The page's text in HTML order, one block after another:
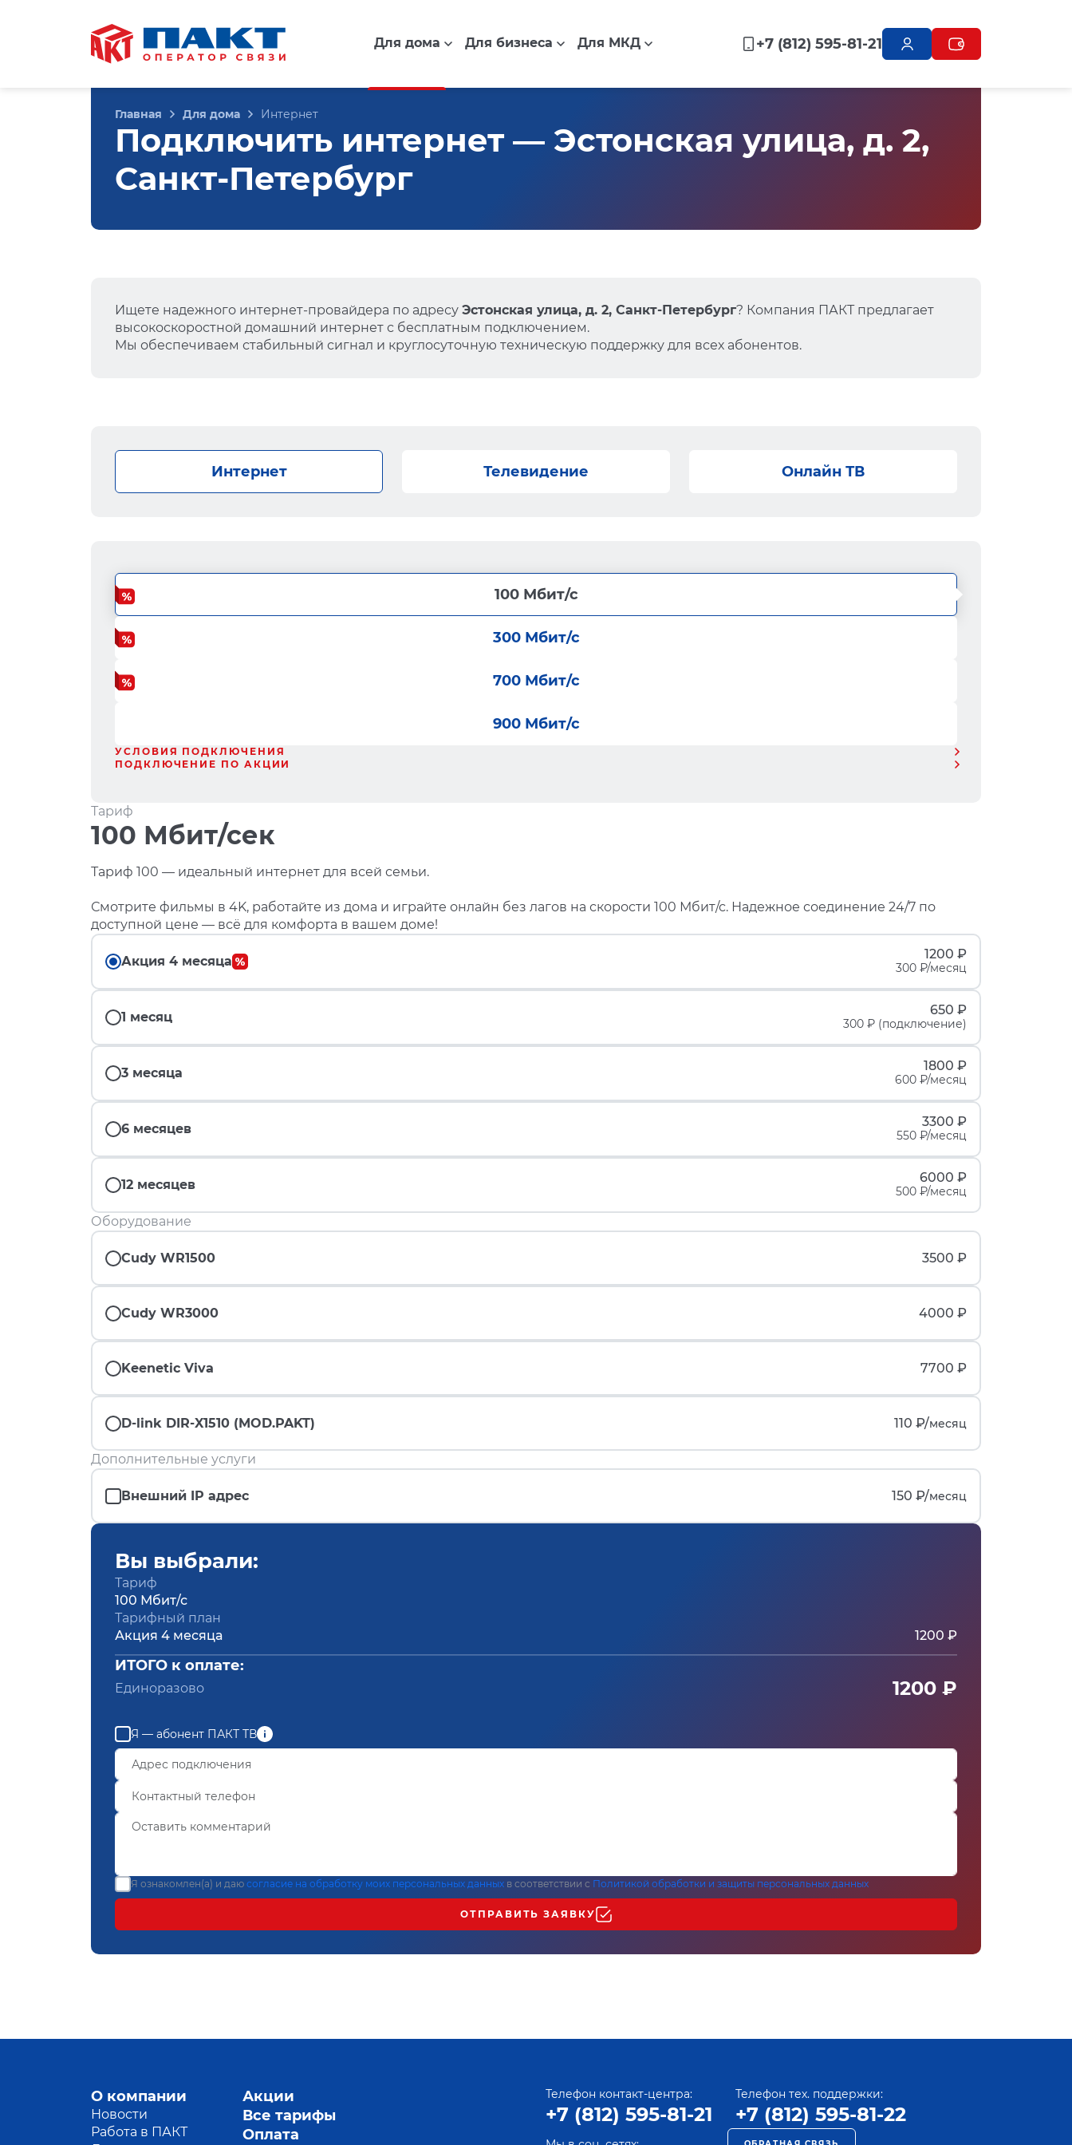
Для дома Для бизнеса Для МКД +7 (812) 595-81-21
Главная Для дома Интернет
Подключить интернет — Эстонская улица, д. 2,
Санкт-Петербург
Ищете надежного интернет-провайдера по адресу Эстонская улица, д. 2, Санкт-Петербург? Компания ПАКТ предлагает
высокоскоростной домашний интернет с бесплатным подключением.
Мы обеспечиваем стабильный сигнал и круглосуточную техническую поддержку для всех абонентов.
Интернет Телевидение Онлайн ТВ
100 Мбит/с
300 Мбит/с
700 Мбит/с
900 Мбит/с
УСЛОВИЯ ПОДКЛЮЧЕНИЯ
ПОДКЛЮЧЕНИЕ ПО АКЦИИ
Тариф
100 Мбит/сек
Тариф 100 — идеальный интернет для всей семьи.
Смотрите фильмы в 4K, работайте из дома и играйте онлайн без лагов на скорости 100 Мбит/с. Надежное соединение 24/7 по
доступной цене — всё для комфорта в вашем доме!
Акция 4 месяца 1200 ₽
300 ₽/месяц
1 месяц 650 ₽
300 ₽ (подключение)
3 месяца 1800 ₽
600 ₽/месяц
6 месяцев 3300 ₽
550 ₽/месяц
12 месяцев 6000 ₽
500 ₽/месяц
Оборудование
Cudy WR1500 3500 ₽
Cudy WR3000 4000 ₽
Keenetic Viva 7700 ₽
D-link DIR-X1510 (MOD.PAKT) 110 ₽/месяц
Дополнительные услуги
Внешний IP адрес 150 ₽/месяц
Вы выбрали:
Тариф
100 Мбит/с
Тарифный план
Акция 4 месяца
1200 ₽
ИТОГО к оплате:
Единоразово 1200 ₽
Я — абонент ПАКТ ТВ
Я ознакомлен(а) и даю согласие на обработку моих персональных данных в соответствии с Политикой обработки и защиты персональных данных
ОТПРАВИТЬ ЗАЯВКУ
О компании
Новости
Работа в ПАКТ
Акции
Все тарифы
Оплата
Телефон контакт-центра:
+7 (812) 595-81-21
Телефон тех. поддержки:
+7 (812) 595-81-22